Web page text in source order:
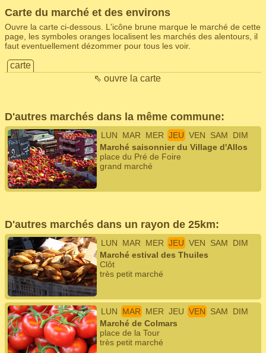
Carte du marché et des environs
Ouvre la carte ci-dessous. L'icône brune marque le marché de cette
page, les symboles oranges localisent les marchés des alentours, il
faut eventuellement dézommer pour tous les voir.
carte
⇖ ouvre la carte
D'autres marchés dans la même commune:
LUN MAR MER JEU VEN SAM
DIM
Marché saisonnier du Village d'Allos
place du Pré de Foire
grand marché
D'autres marchés dans un rayon de 25km:
LUN MAR MER JEU VEN SAM
DIM
Marché estival des Thuiles
Clôt
très petit marché
LUN MAR MER JEU VEN SAM
DIM
Marché de Colmars
place de la Tour
très petit marché